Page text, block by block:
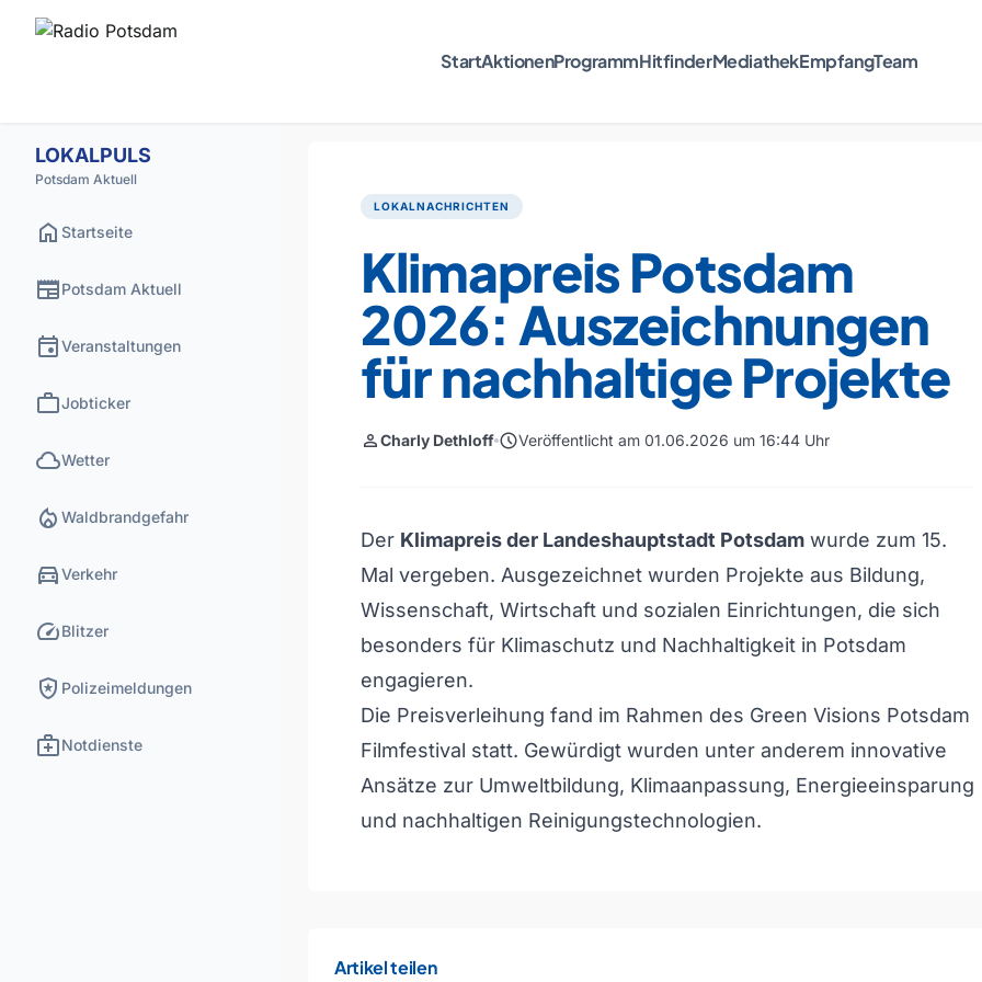
StartAktionenProgrammHitfinderMediathekEmpfangTeam
LOKALPULS
Potsdam Aktuell
home Startseite
newspaperPotsdam Aktuell
eventVeranstaltungen
workJobticker
cloudWetter
local_fire_department Waldbrandgefahr
directions_carVerkehr
speedBlitzer
local_police Polizeimeldungen
medical_servicesNotdienste
LOKALNACHRICHTEN
Klimapreis Potsdam
2026: Auszeichnungen
für nachhaltige Projekte
personCharly Dethloff scheduleVeröffentlicht am 01.06.2026 um 16:44 Uhr
Der Klimapreis der Landeshauptstadt Potsdam wurde zum 15.
Mal vergeben. Ausgezeichnet wurden Projekte aus Bildung,
Wissenschaft, Wirtschaft und sozialen Einrichtungen, die sich
besonders für Klimaschutz und Nachhaltigkeit in Potsdam
engagieren.
Die Preisverleihung fand im Rahmen des Green Visions Potsdam
Filmfestival statt. Gewürdigt wurden unter anderem innovative
Ansätze zur Umweltbildung, Klimaanpassung, Energieeinsparung
und nachhaltigen Reinigungstechnologien.
Artikel teilen